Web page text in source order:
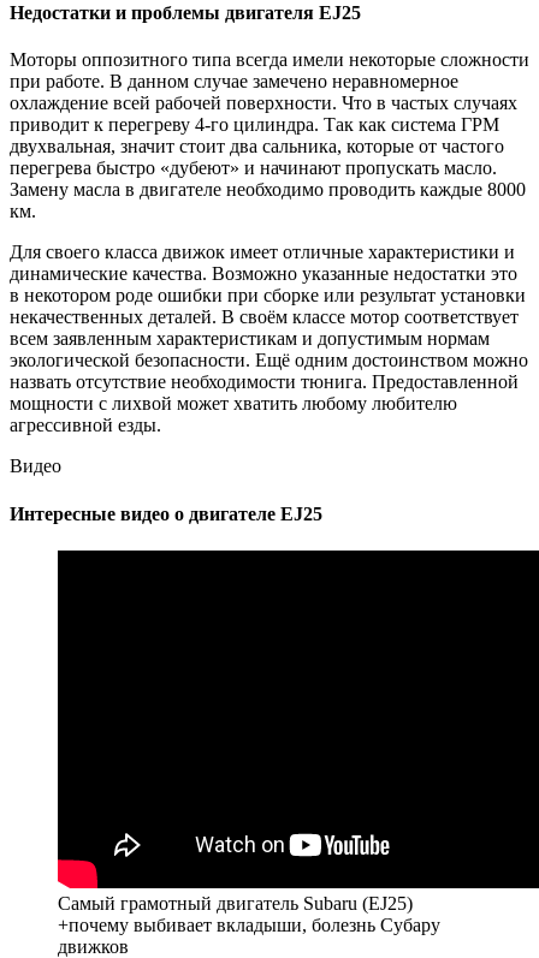
Недостатки и проблемы двигателя EJ25
Моторы оппозитного типа всегда имели некоторые сложности
при работе. В данном случае замечено неравномерное
охлаждение всей рабочей поверхности. Что в частых случаях
приводит к перегреву 4-го цилиндра. Так как система ГРМ
двухвальная, значит стоит два сальника, которые от частого
перегрева быстро «дубеют» и начинают пропускать масло.
Замену масла в двигателе необходимо проводить каждые 8000
км.
Для своего класса движок имеет отличные характеристики и
динамические качества. Возможно указанные недостатки это
в некотором роде ошибки при сборке или результат установки
некачественных деталей. В своём классе мотор соответствует
всем заявленным характеристикам и допустимым нормам
экологической безопасности. Ещё одним достоинством можно
назвать отсутствие необходимости тюнига. Предоставленной
мощности с лихвой может хватить любому любителю
агрессивной езды.
Видео
Интересные видео о двигателе EJ25
Самый грамотный двигатель Subaru (EJ25)
+почему выбивает вкладыши, болезнь Субару
движков